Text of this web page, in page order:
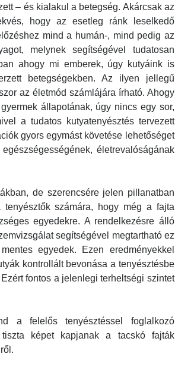
– és kialakul a betegség. Akárcsak az
hogy az esetleg ránk leselkedő
mind a humán-, mind pedig az
melynek segítségével tudatosan
ahogy mi emberek, úgy kutyáink is
betegségekben. Az ilyen jellegű
az életmód számlájára írható. Ahogy
állapotának, úgy nincs egy sor,
a tudatos kutyatenyésztés tervezett
gyors egymást követése lehetőséget
életrevalóságának
de szerencsére jelen pillanatban
számára, hogy még a fajta
egyedekre. A rendelkezésre álló
segítségével megtartható ez
egyedek. Ezen eredményekkel
kontrollált bevonása a tenyésztésbe
fontos a jelenlegi terheltségi szintet
a felelős tenyésztéssel foglalkozó
képet kapjanak a tacskó fajták